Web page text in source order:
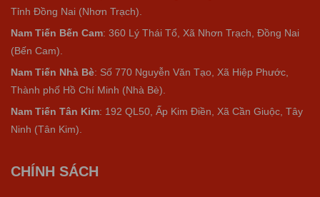
Tỉnh Đồng Nai (Nhơn Trạch).
Nam Tiến Bến Cam: 360 Lý Thái Tổ, Xã Nhơn Trạch, Đồng Nai
(Bến Cam).
Nam Tiến Nhà Bè: Số 770 Nguyễn Văn Tạo, Xã Hiệp Phước,
Thành phố Hồ Chí Minh (Nhà Bè).
Nam Tiến Tân Kim: 192 QL50, Ấp Kim Điền, Xã Cần Giuộc, Tây
Ninh (Tân Kim).
CHÍNH SÁCH